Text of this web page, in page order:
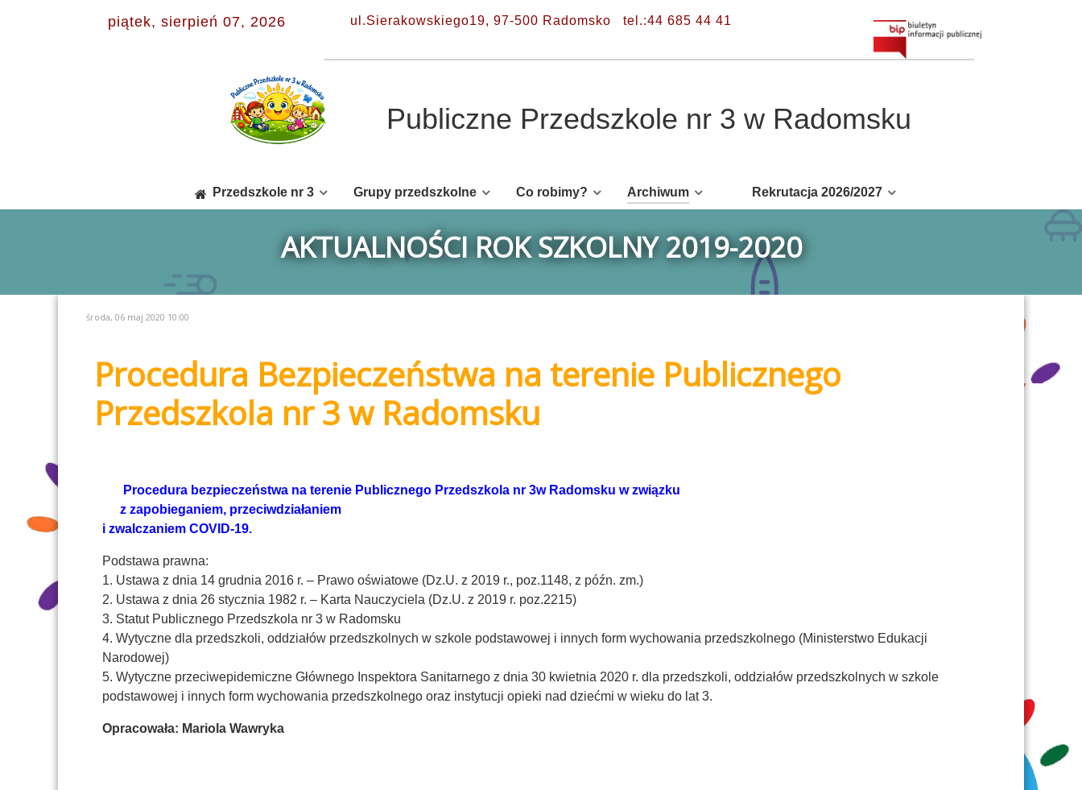
piątek, sierpień 07, 2026 ul.Sierakowskiego19, 97-500 Radomsko tel.:44 685 44 41
Publiczne Przedszkole nr 3 w Radomsku
Przedszkole nr 3 Grupy przedszkolne Co robimy? Archiwum Rekrutacja 2026/2027
AKTUALNOŚCI ROK SZKOLNY 2019-2020
środa, 06 maj 2020 10:00
Procedura Bezpieczeństwa na terenie Publicznego
Przedszkola nr 3 w Radomsku
Procedura bezpieczeństwa na terenie Publicznego Przedszkola nr 3w Radomsku w związku
z zapobieganiem, przeciwdziałaniem
i zwalczaniem COVID-19.
Podstawa prawna:
1. Ustawa z dnia 14 grudnia 2016 r. – Prawo oświatowe (Dz.U. z 2019 r., poz.1148, z późn. zm.)
2. Ustawa z dnia 26 stycznia 1982 r. – Karta Nauczyciela (Dz.U. z 2019 r. poz.2215)
3. Statut Publicznego Przedszkola nr 3 w Radomsku
4. Wytyczne dla przedszkoli, oddziałów przedszkolnych w szkole podstawowej i innych form wychowania przedszkolnego (Ministerstwo Edukacji
Narodowej)
5. Wytyczne przeciwepidemiczne Głównego Inspektora Sanitarnego z dnia 30 kwietnia 2020 r. dla przedszkoli, oddziałów przedszkolnych w szkole
podstawowej i innych form wychowania przedszkolnego oraz instytucji opieki nad dziećmi w wieku do lat 3.
Opracowała: Mariola Wawryka